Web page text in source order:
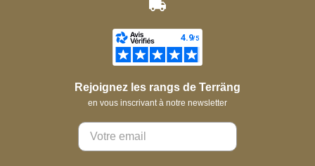
Rejoignez les rangs de Terräng
en vous inscrivant à notre newsletter